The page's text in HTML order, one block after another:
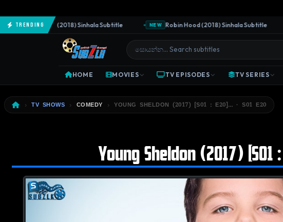
Trending
The Predator (2018) Sinhala Subtitle NEW Robin Hood (2018) Sinhala Subtitle
HOME MOVIES TV EPISODES TV SERIES
TV SHOWS COMEDY YOUNG SHELDON (2017) [S01 : E20]… · S01 E20
Young Sheldon (2017) [S01